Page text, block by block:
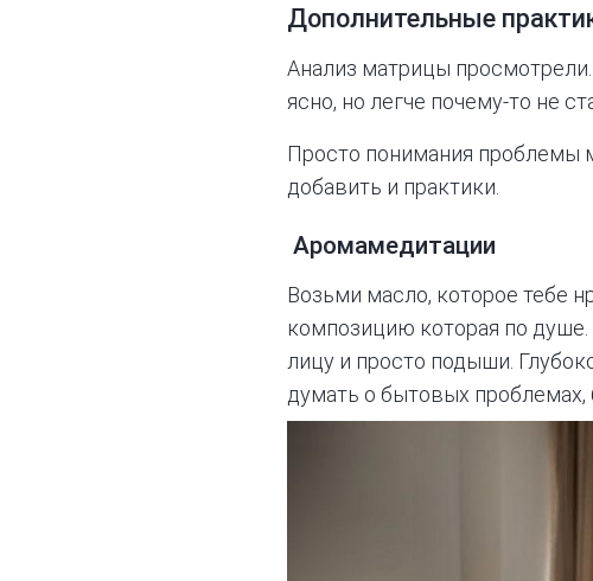
Дополнительные
Анализ матрицы
ясно, но легче почему-то не
Просто понимания проблемы
добавить и практики.
Аромамедитации
Возьми масло, которое тебе
композицию которая по душе.
лицу и просто подыши.
думать о бытовых проблемах,